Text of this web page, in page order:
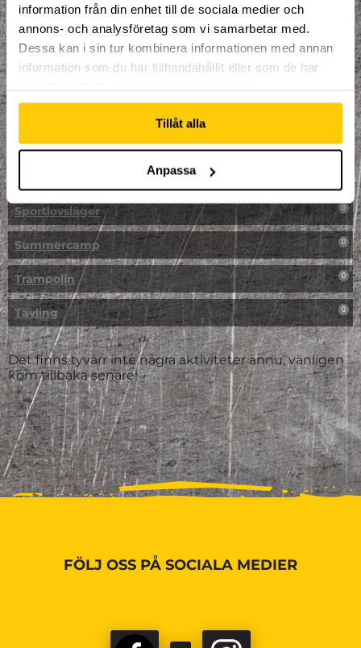
information från din enhet till de sociala medier och
annons- och analysföretag som vi samarbetar med.
Dessa kan i sin tur kombinera informationen med annan
information som du har tillhandahållit eller som de har
Tillåt alla
Anpassa
NPF-Träning
Parkour
Påsk på Dome
Påsklovsläger 0
Skateboard 0
Sportlovsläger 0
Summercamp 0
Trampolin 0
Tävling 0
Det finns tyvärr inte några aktiviteter ännu, vänligen
kom tillbaka senare!
FÖLJ OSS PÅ SOCIALA MEDIER